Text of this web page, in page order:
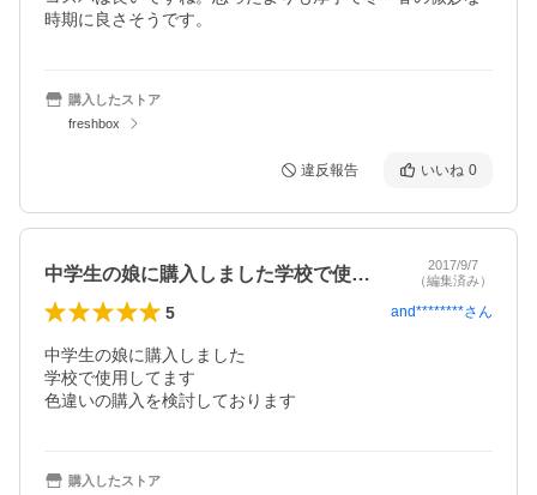
時期に良さそうです。
購入したストア
freshbox
違反報告 いいね 0
中学生の娘に購入しました学校で使用して…
2017/9/7
（編集済み）
5 and********さん
中学生の娘に購入しました
学校で使用してます
色違いの購入を検討しております
購入したストア